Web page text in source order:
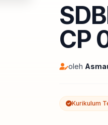
CP
oleh
Kurikulum